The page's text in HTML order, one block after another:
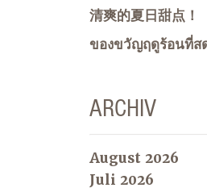
清爽的夏日甜点！
ของขวัญฤดูร้อนที่ส
ARCHIV
August 2026
Juli 2026